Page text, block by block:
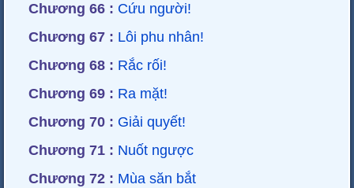
Chương 66 : Cứu người!
Chương 67 : Lôi phu nhân!
Chương 68 : Rắc rối!
Chương 69 : Ra mặt!
Chương 70 : Giải quyết!
Chương 71 : Nuốt ngược
Chương 72 : Mùa săn bắt